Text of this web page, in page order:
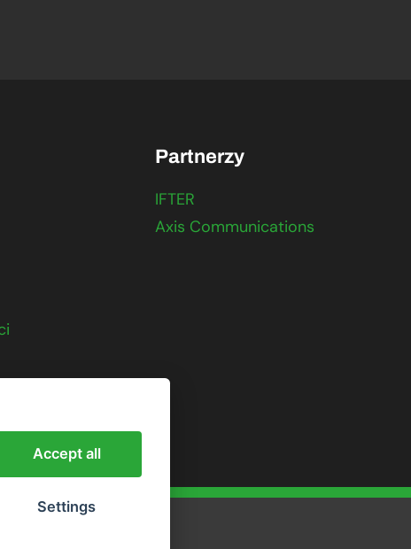
Partnerzy
IFTER
Axis Communications
Accept all
Settings